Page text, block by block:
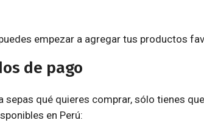
empezar a agregar tus productos
de pago
sepas qué quieres comprar, sólo tienes
en Perú: